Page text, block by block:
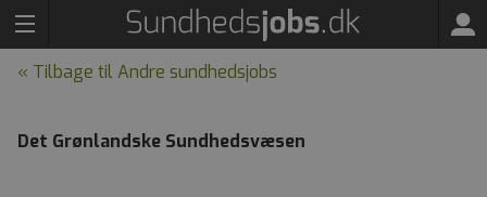
« Tilbage til Andre sundhedsjobs
Det Grønlandske Sundhedsvæsen